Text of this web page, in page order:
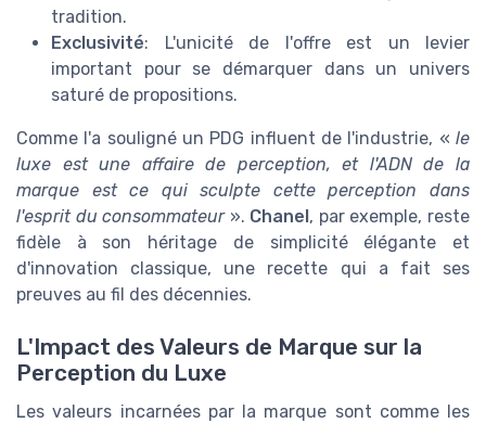
tradition.
Exclusivité: L'unicité de l'offre est un levier
important pour se démarquer dans un univers
saturé de propositions.
Comme l'a souligné un PDG influent de l'industrie, « le
luxe est une affaire de perception, et l'ADN de la
marque est ce qui sculpte cette perception dans
l'esprit du consommateur». Chanel, par exemple, reste
fidèle à son héritage de simplicité élégante et
d'innovation classique, une recette qui a fait ses
preuves au fil des décennies.
L'Impact des Valeurs de Marque sur la
Perception du Luxe
Les valeurs incarnées par la marque sont comme les